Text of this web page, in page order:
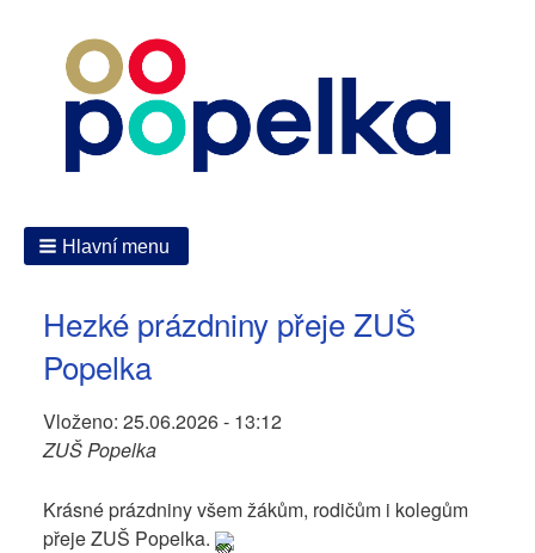
Hlavní menu
Hezké prázdniny přeje ZUŠ
Popelka
Vloženo: 25.06.2026 - 13:12
ZUŠ Popelka
Krásné prázdniny všem žákům, rodičům i kolegům
přeje ZUŠ Popelka.